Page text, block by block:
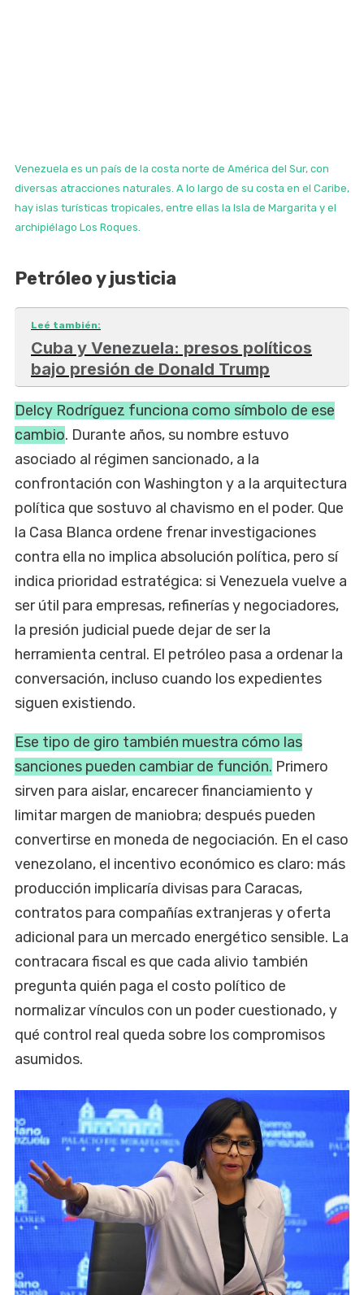
Venezuela es un país de la costa norte de América del Sur, con
diversas atracciones naturales. A lo largo de su costa en el Caribe,
hay islas turísticas tropicales, entre ellas la Isla de Margarita y el
archipiélago Los Roques.
Petróleo y justicia
Leé también:
Cuba y Venezuela: presos políticos
bajo presión de Donald Trump
Delcy Rodríguez funciona como símbolo de ese
cambio. Durante años, su nombre estuvo
asociado al régimen sancionado, a la
confrontación con Washington y a la arquitectura
política que sostuvo al chavismo en el poder. Que
la Casa Blanca ordene frenar investigaciones
contra ella no implica absolución política, pero sí
indica prioridad estratégica: si Venezuela vuelve a
ser útil para empresas, refinerías y negociadores,
la presión judicial puede dejar de ser la
herramienta central. El petróleo pasa a ordenar la
conversación, incluso cuando los expedientes
siguen existiendo.
Ese tipo de giro también muestra cómo las
sanciones pueden cambiar de función. Primero
sirven para aislar, encarecer financiamiento y
limitar margen de maniobra; después pueden
convertirse en moneda de negociación. En el caso
venezolano, el incentivo económico es claro: más
producción implicaría divisas para Caracas,
contratos para compañías extranjeras y oferta
adicional para un mercado energético sensible. La
contracara fiscal es que cada alivio también
pregunta quién paga el costo político de
normalizar vínculos con un poder cuestionado, y
qué control real queda sobre los compromisos
asumidos.